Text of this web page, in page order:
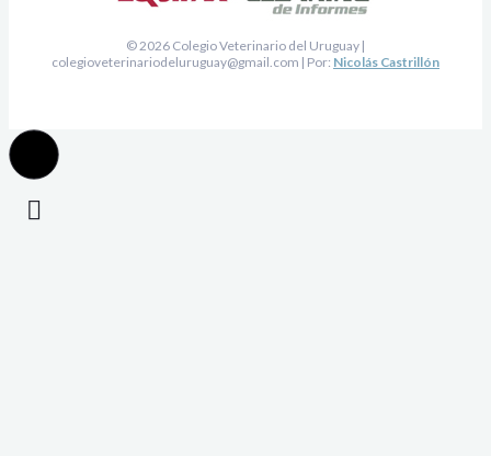
© 2026 Colegio Veterinario del Uruguay |
colegioveterinariodeluruguay@gmail.com | Por: Nicolás Castrillón